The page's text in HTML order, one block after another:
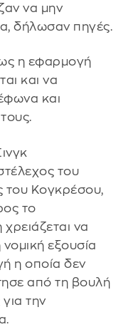
να μην
δήλωσαν πηγές.
η εφαρμογή
και να
και
του
του Κογκρέσου,
το
να
νομική εξουσία
η οποία δεν
από τη βουλή
την